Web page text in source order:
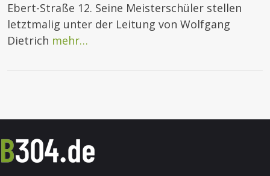
Ebert-Straße 12. Seine Meisterschüler stellen
letztmalig unter der Leitung von Wolfgang
Dietrich mehr…